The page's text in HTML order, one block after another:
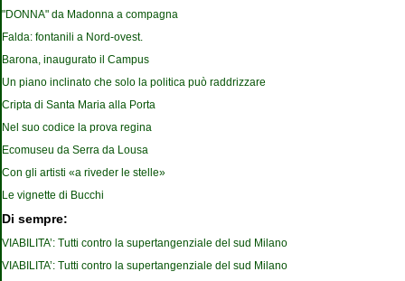
"DONNA" da Madonna a compagna
Falda: fontanili a Nord-ovest.
Barona, inaugurato il Campus
Un piano inclinato che solo la politica può raddrizzare
Cripta di Santa Maria alla Porta
Nel suo codice la prova regina
Ecomuseu da Serra da Lousa
Con gli artisti «a riveder le stelle»
Le vignette di Bucchi
Di sempre:
VIABILITA’: Tutti contro la supertangenziale del sud Milano
VIABILITA’: Tutti contro la supertangenziale del sud Milano